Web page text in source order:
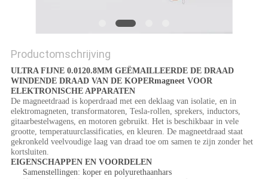
Productomschrijving
ULTRA FIJNE 0.0120.8MM GEËMAILLEERDE DE DRAAD
WINDENDE DRAAD VAN DE KOPERmagneet VOOR
ELEKTRONISCHE APPARATEN
De magneetdraad is koperdraad met een deklaag van isolatie, en in
elektromagneten, transformatoren, Tesla-rollen, sprekers, inductors,
gitaarbestelwagens, en motoren gebruikt. Het is beschikbaar in vele
grootte, temperatuurclassificaties, en kleuren. De magneetdraad staat
gekronkeld veelvoudige laag van draad toe om samen te zijn zonder het
kortsluiten.
EIGENSCHAPPEN EN VOORDELEN
Samenstellingen: koper en polyurethaanhars